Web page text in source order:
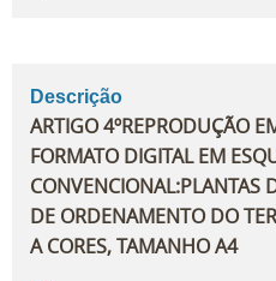
Descrição
ARTIGO 4ºREPRODUÇÃO
FORMATO DIGITAL EM
CONVENCIONAL:PLANTAS
DE ORDENAMENTO DO
A CORES, TAMANHO A4